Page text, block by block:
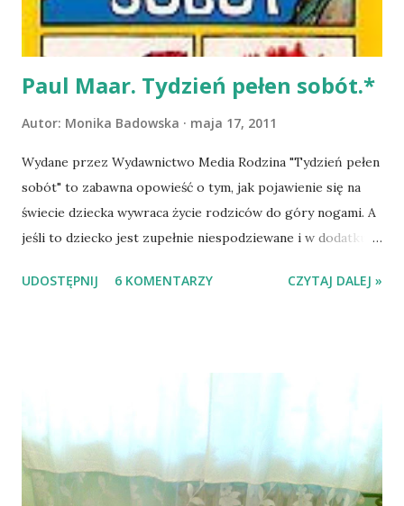
kolejnych części. Owszem - są momenty, w których emocje
towarzyszące opisywanym wydarzeniom są bardzo silne, a
nowe doświadczenia w życi...
Paul Maar. Tydzień pełen sobót.*
Autor: Monika Badowska maja 17, 2011
Wydane przez Wydawnictwo Media Rodzina "Tydzień pełen
sobót" to zabawna opowieść o tym, jak pojawienie się na
świecie dziecka wywraca życie rodziców do góry nogami. A
jeśli to dziecko jest zupełnie niespodziewane i w dodatku
pan Piwko, zwyczajny księgowy - to oczywiste jest, że ich
ma czasem ochoty udusić własnej latorośli?!), dzięki
prostocie w postrzeganiu świata, nie wiadomo kiedy
kradnie czytelnikowi serce (co z resztą do Sobka jest
UDOSTĘPNIJ 6 KOMENTARZY CZYTAJ DALEJ »